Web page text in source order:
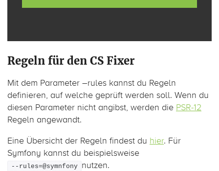
Regeln für den CS Fixer
Mit dem Parameter –rules kannst du Regeln
definieren, auf welche geprüft werden soll. Wenn du
diesen Parameter nicht angibst, werden die PSR-12
Regeln angewandt.
Eine Übersicht der Regeln findest du hier. Für
Symfony kannst du beispielsweise
--rules=@symnfony nutzen.